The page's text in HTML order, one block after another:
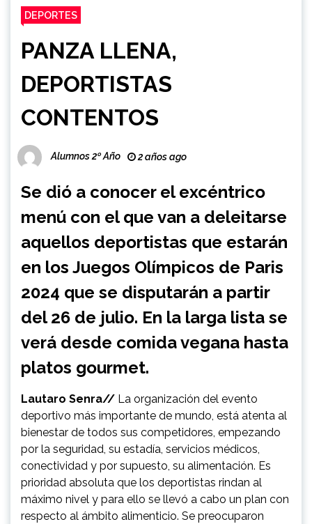
DEPORTES
PANZA LLENA,
DEPORTISTAS
CONTENTOS
Alumnos 2º Año 2 años ago
Se dió a conocer el excéntrico
menú con el que van a deleitarse
aquellos deportistas que estarán
en los Juegos Olímpicos de Paris
2024 que se disputarán a partir
del 26 de julio. En la larga lista se
verá desde comida vegana hasta
platos gourmet.
Lautaro Senra// La organización del evento
deportivo más importante de mundo, está atenta al
bienestar de todos sus competidores, empezando
por la seguridad, su estadía, servicios médicos,
conectividad y por supuesto, su alimentación. Es
prioridad absoluta que los deportistas rindan al
máximo nivel y para ello se llevó a cabo un plan con
respecto al ámbito alimenticio. Se preocuparon